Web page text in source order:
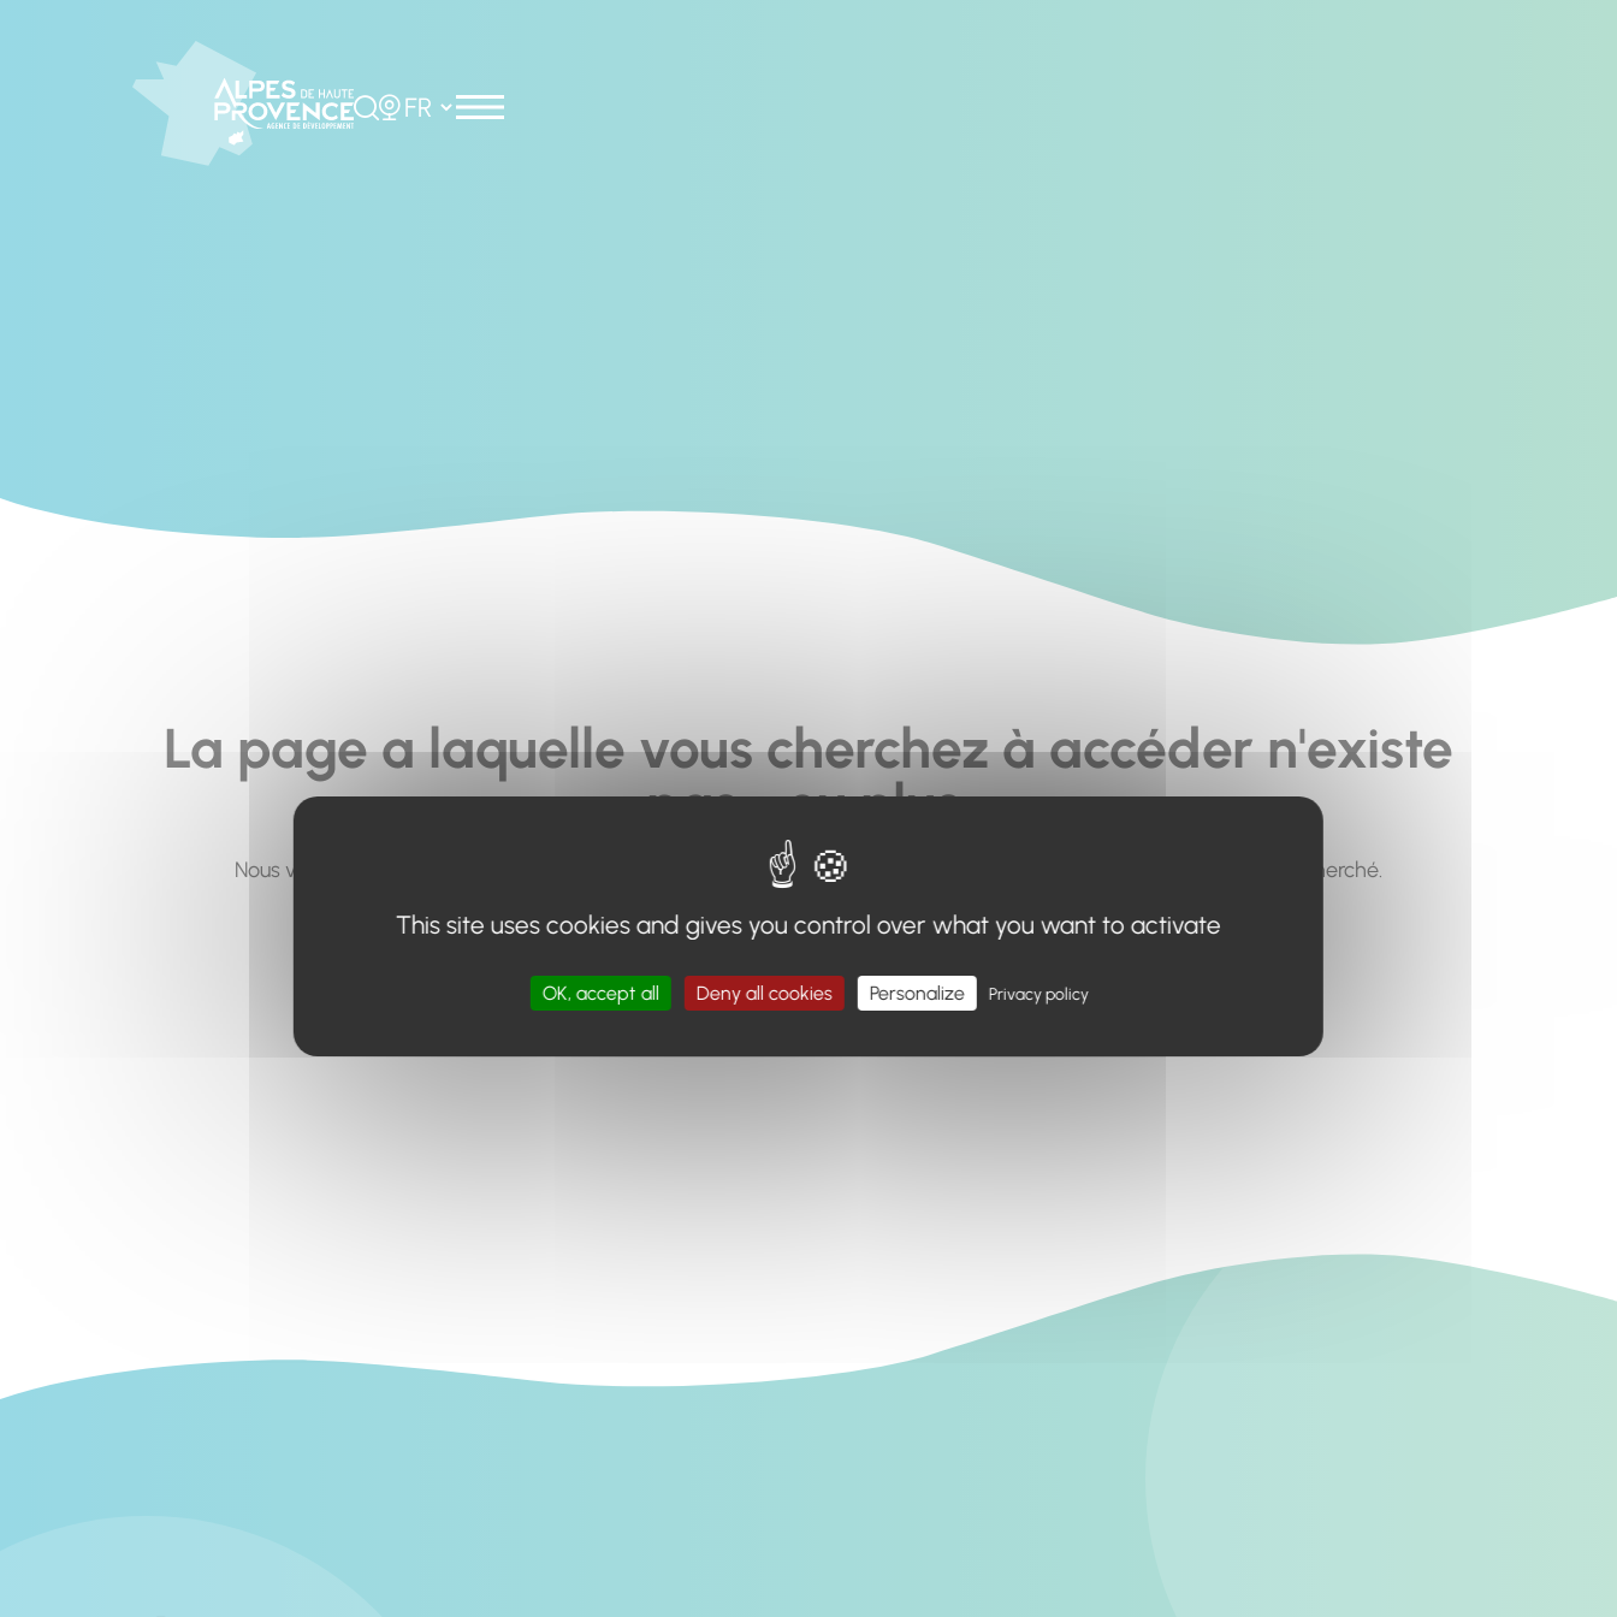
Rechercher
Choisir la langue
La page a laquelle vous cherchez à accéder n'existe
pas... ou plus.
Nous vous invitons à utiliser le moteur de recherche en haut de page, ou à utiliser le menu pour trouver le contenu recherché.
Retour à l'accueil
This site uses cookies and gives you control over what you want to activate
OK, accept all Deny all cookies Personalize Privacy policy